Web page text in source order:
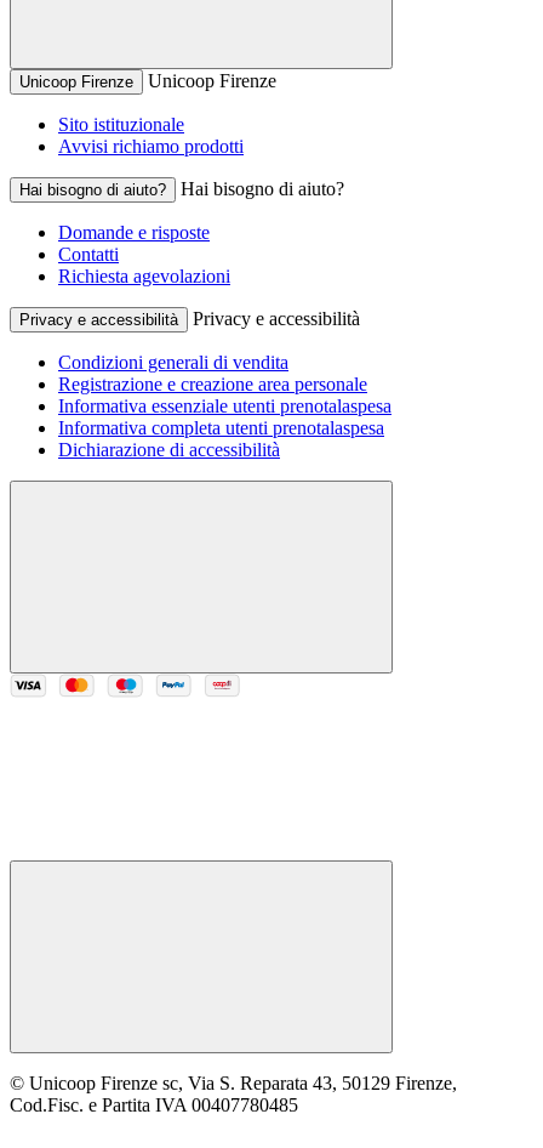
Unicoop Firenze Unicoop Firenze
Sito istituzionale
Avvisi richiamo prodotti
Hai bisogno di aiuto? Hai bisogno di aiuto?
Domande e risposte
Contatti
Richiesta agevolazioni
Privacy e accessibilità Privacy e accessibilità
Condizioni generali di vendita
Registrazione e creazione area personale
Informativa essenziale utenti prenotalaspesa
Informativa completa utenti prenotalaspesa
Dichiarazione di accessibilità
© Unicoop Firenze sc, Via S. Reparata 43, 50129 Firenze,
Cod.Fisc. e Partita IVA 00407780485